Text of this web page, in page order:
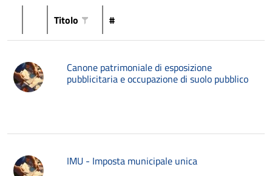
Titolo #
Canone patrimoniale di esposizione
pubblicitaria e occupazione di suolo pubblico
IMU - Imposta municipale unica